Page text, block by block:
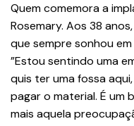
Quem comemora a
Rosemary. Aos 38
que sempre sonhou
”Estou sentindo uma
quis ter uma fossa
pagar o material. É um
mais aquela